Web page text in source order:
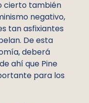
cierto también
negativo,
tan asfixiantes
De esta
deberá
ahí que Pine
para los